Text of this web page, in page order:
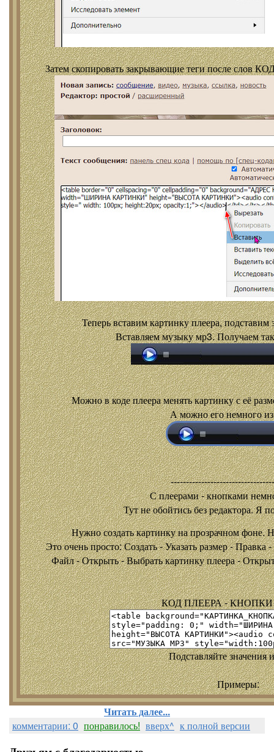
Затем скопировать закрывающие теги после слов
Теперь вставим картинку плеера, подставим
Вставляем музыку мр3. Получаем
Можно в коде плеера менять картинку с её
А можно его немного
С плеерами - кнопками
Тут не обойтись без редактора. Я
Нужно создать картинку на прозрачном фоне.
Это очень просто: Создать - Указать размер -
Файл - Открыть - Выбрать картинку плеера -
КОД ПЛЕЕРА - КНОПКИ
Подставляйте значения
Примеры:
Читать далее...
комментарии: 0 понравилось! вверх^ к полной версии